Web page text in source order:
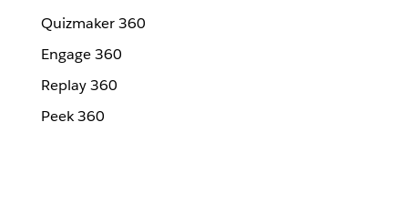
Quizmaker 360
Engage 360
Replay 360
Peek 360